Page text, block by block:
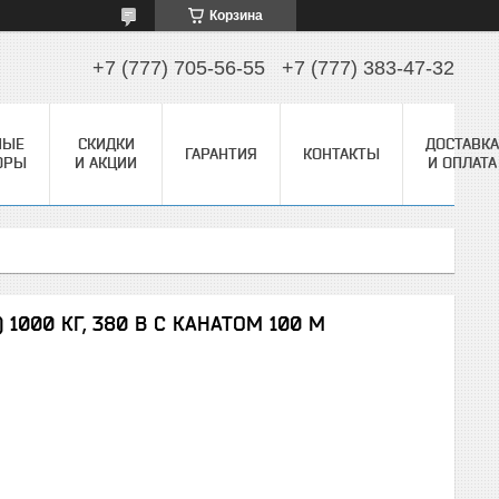
Корзина
+7 (777) 705-56-55 +7 (777) 383-47-32
СКИДКИ
И АКЦИИ
ГАРАНТИЯ КОНТАКТЫ
ДОСТАВКА
И ОПЛАТА
1000 КГ, 380 В С КАНАТОМ 100 М